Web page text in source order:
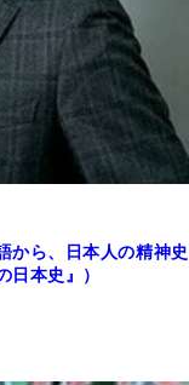
から、日本人の精神史
日本史』）